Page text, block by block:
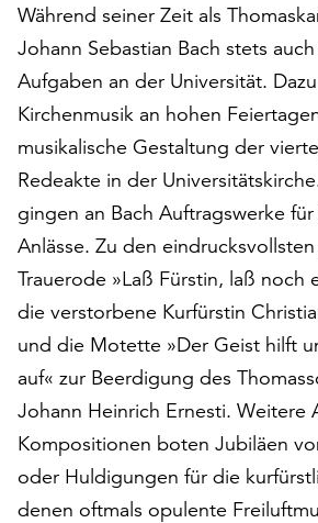
Sie
auf
„Alle
akzeptieren“,
um
alle
Cookies
akzeptieren.
Sie
können
Ihr
Einverständnis
jederzeit
ändern
und
widerrufen.
Dafür
steht
Ihnen
Während seiner Zeit als
Johann Sebastian Bach stets
Aufgaben an der Universität.
Kirchenmusik an hohen
musikalische Gestaltung der
Redeakte in der
gingen an Bach Auftragswerke
Anlässe. Zu den
Trauerode »Laß Fürstin, laß noch
die verstorbene Kurfürstin
und die Motette »Der Geist hilft
auf« zur Beerdigung des
Johann Heinrich Ernesti. Weitere
Kompositionen boten Jubiläen
oder Huldigungen für die
denen oftmals opulente